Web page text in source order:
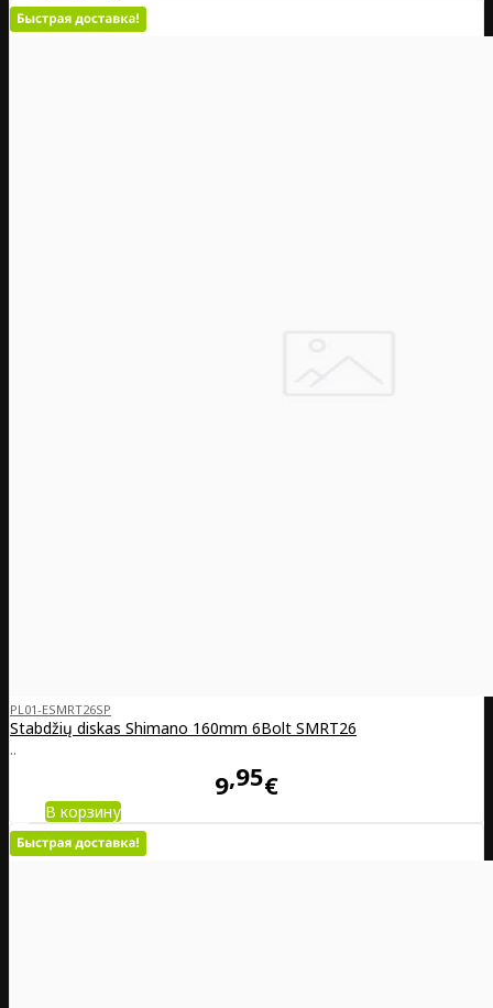
PL01-ESMRT26SP
Stabdžių diskas Shimano 160mm 6­Bolt SM­RT26
..
9 95€
В корзину